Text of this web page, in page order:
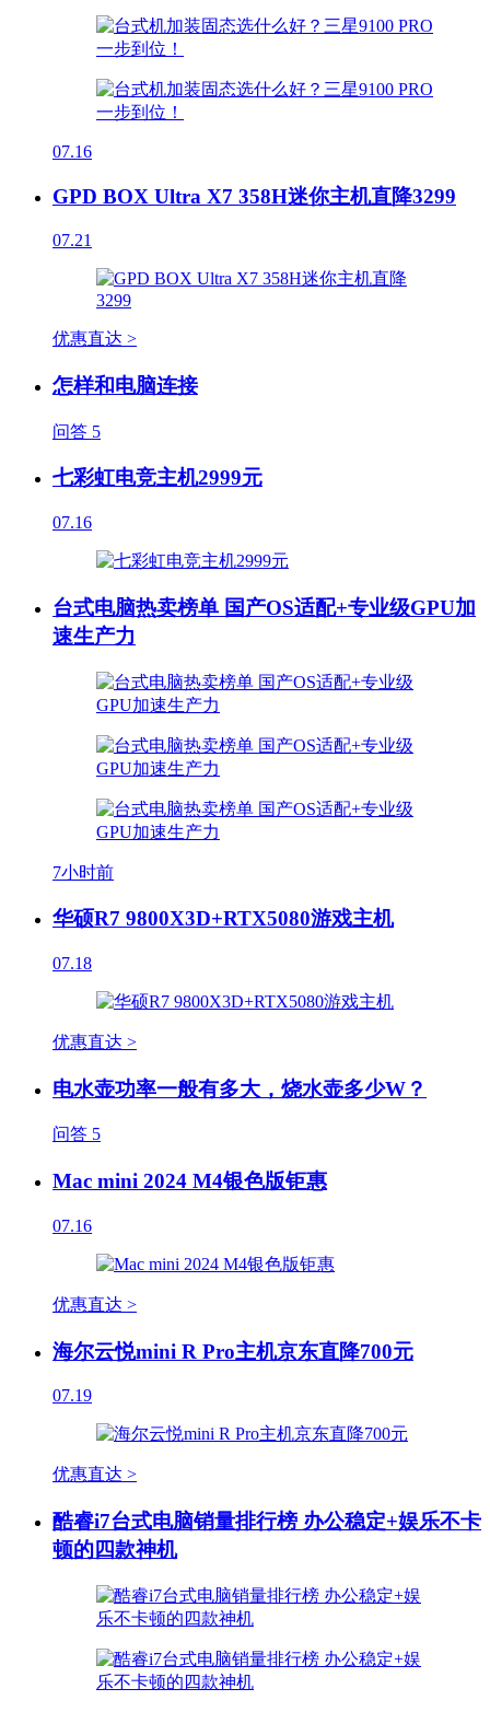
07.16
GPD BOX Ultra X7 358H迷你主机直降3299
07.21
优惠直达 >
怎样和电脑连接
问答 5
七彩虹电竞主机2999元
07.16
台式电脑热卖榜单 国产OS适配+专业级GPU加
速生产力
7小时前
华硕R7 9800X3D+RTX5080游戏主机
07.18
优惠直达 >
电水壶功率一般有多大，烧水壶多少W？
问答 5
Mac mini 2024 M4银色版钜惠
07.16
优惠直达 >
海尔云悦mini R Pro主机京东直降700元
07.19
优惠直达 >
酷睿i7台式电脑销量排行榜 办公稳定+娱乐不卡
顿的四款神机